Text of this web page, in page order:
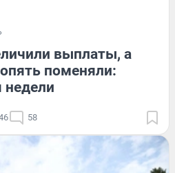
выплаты, а
поменяли:
недели
58